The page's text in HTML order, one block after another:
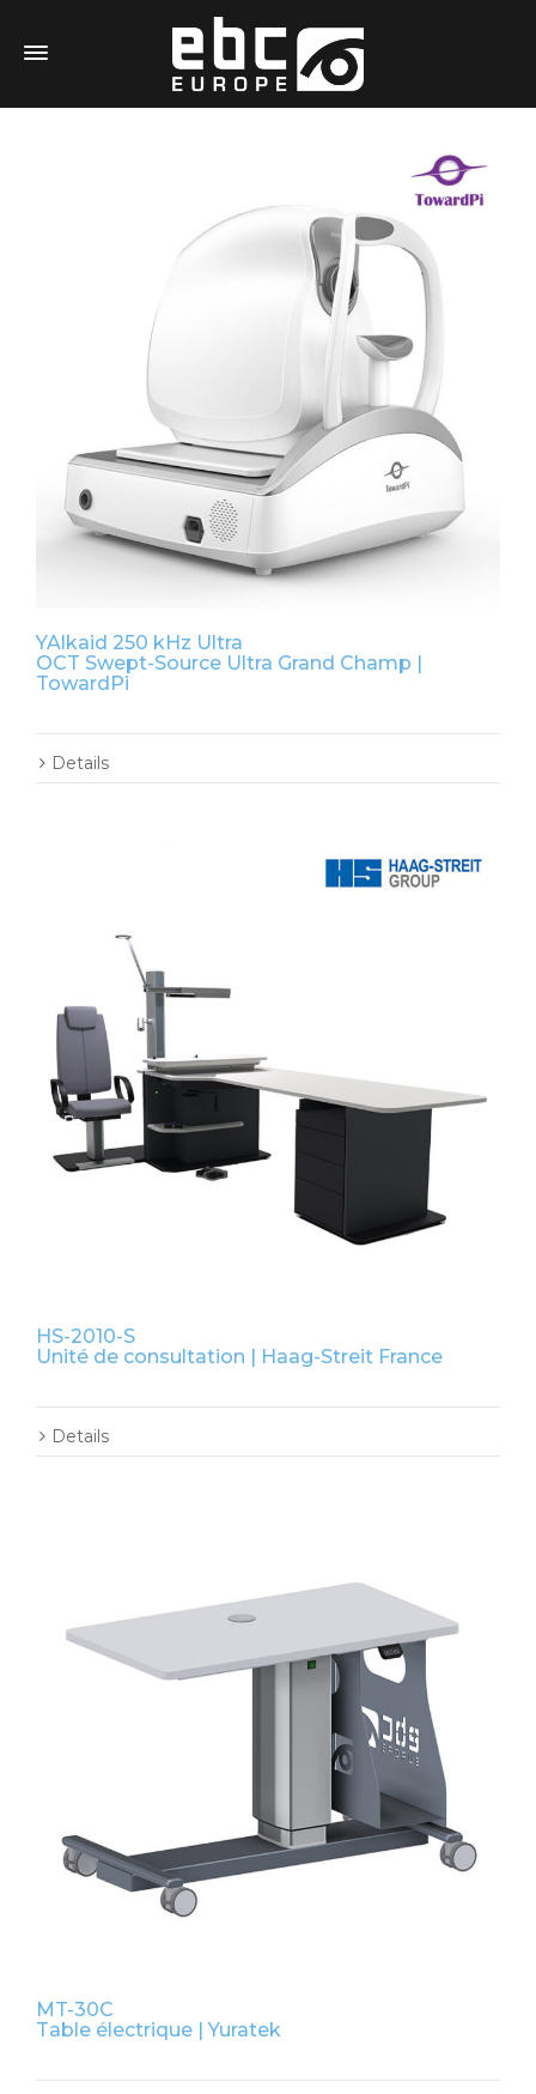
YAlkaid 250 kHz Ultra
OCT Swept-Source Ultra Grand Champ |
TowardPi
Details
HS-2010-S
Unité de consultation | Haag-Streit France
Details
MT-30C
Table électrique | Yuratek